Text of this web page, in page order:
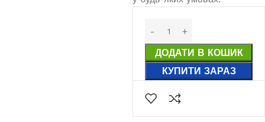
ДОДАТИ В КОШИК
КУПИТИ ЗАРАЗ